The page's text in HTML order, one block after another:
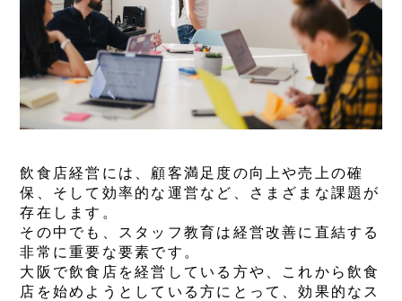
飲食店経営には、顧客満足度の向上や売上の確
保、そして効率的な運営など、さまざまな課題が
存在します。
その中でも、スタッフ教育は経営改善に直結する
非常に重要な要素です。
大阪で飲食店を経営している方や、これから飲食
店を始めようとしている方にとって、効果的なス